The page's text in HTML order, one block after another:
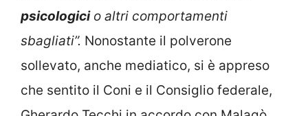
psicologicio altri comportamenti
sbagliati”. Nonostante il polverone
sollevato, anche mediatico, si è appreso
che sentito il Coni e il Consiglio federale,